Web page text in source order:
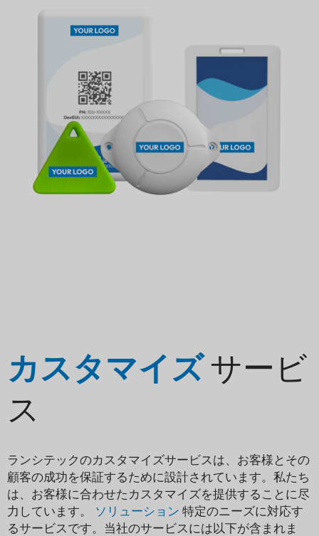
カスタマイズサービ
ス
ランシテックのカスタマイズサービスは、お客様とその
顧客の成功を保証するために設計されています。私たち
は、お客様に合わせたカスタマイズを提供することに尽
力しています。 ソリューション 特定のニーズに対応す
るサービスです。当社のサービスには以下が含まれま